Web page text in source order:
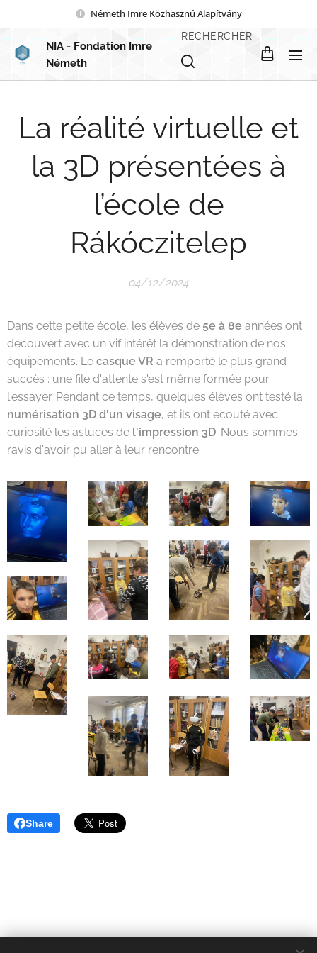
Németh Imre Közhasznú Alapítvány
NIA - Fondation Imre
Németh
RECHERCHER
La réalité virtuelle et
la 3D présentées à
l’école de
Rákóczitelep
04/12/2024
Dans cette petite école, les élèves de 5e à 8e années ont
découvert avec un vif intérêt la démonstration de nos
équipements. Le casque VR a remporté le plus grand
succès : une file d'attente s'est même formée pour
l'essayer. Pendant ce temps, quelques élèves ont testé la
numérisation 3D d'un visage, et ils ont écouté avec
curiosité les astuces de l'impression 3D. Nous sommes
ravis d'avoir pu aller à leur rencontre.
Share